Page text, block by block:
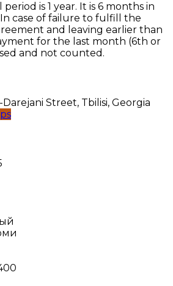
is 1 year. It is 6 months in
In case of failure to fulfill the
and leaving earlier than
for the last month (6th or
and not counted.
Darejani Street, Tbilisi, Georgia